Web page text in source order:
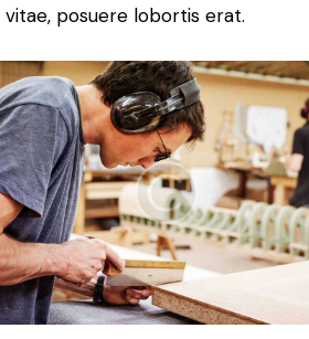
posuere lobortis erat.